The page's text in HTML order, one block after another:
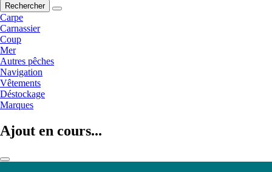
Rechercher
Carpe
Carnassier
Coup
Mer
Autres pêches
Navigation
Vêtements
Déstockage
Marques
Ajout en cours...